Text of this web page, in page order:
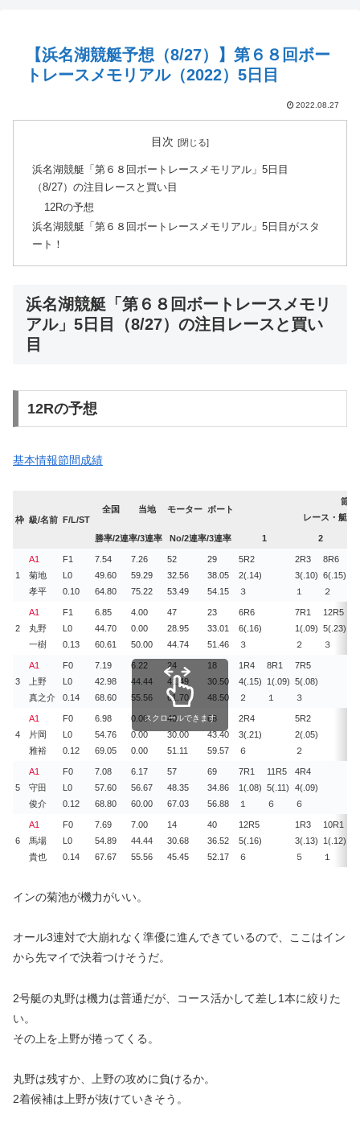
【浜名湖競艇予想（8/27）】第６８回ボー
トレースメモリアル（2022）5日目
2022.08.27
目次
浜名湖競艇「第６８回ボートレースメモリアル」5日目
（8/27）の注目レースと買い目
12Rの予想
浜名湖競艇「第６８回ボートレースメモリアル」5日目がスタ
ート！
浜名湖競艇「第６８回ボートレースメモリ
アル」5日目（8/27）の注目レースと買い
目
12Rの予想
基本情報節間成績
枠 級/名前 F/L/ST
全国 当地 モーター ボート
節間
レース・艇番
勝率/2連率/3連率 No/2連率/3連率 1 2
1
A1
菊地
孝平
F1
L0
0.10
7.54
49.60
64.80
7.26
59.29
75.22
52
32.56
53.49
29
38.05
54.15
5R2
2(.14)
３
2R3
3(.10)
１
8R6
6(.15)
２
2
A1
丸野
一樹
F1
L0
0.13
6.85
44.70
60.61
4.00
0.00
50.00
47
28.95
44.74
23
33.01
51.46
6R6
6(.16)
３
7R1
1(.09)
２
12R5
5(.23)
３
3
A1
上野
真之介
F0
L0
0.14
7.19
42.98
68.60
6.22
44.44
55.56
24
41.49
61.70
18
30.50
48.50
1R4
4(.15)
２
8R1
1(.09)
１
7R5
5(.08)
３
4
A1
片岡
雅裕
F0
L0
0.12
6.98
54.76
69.05
0.00
0.00
0.00
40
30.00
51.11
68
43.40
59.57
2R4
3(.21)
６
5R2
2(.05)
２
5
A1
守田
俊介
F0
L0
0.12
7.08
57.60
68.80
6.17
56.67
60.00
57
48.35
67.03
69
34.86
56.88
7R1
1(.08)
１
11R5
5(.11)
６
4R4
4(.09)
６
6
A1
馬場
貴也
F0
L0
0.14
7.69
54.89
67.67
7.00
44.44
55.56
14
30.68
45.45
40
36.52
52.17
12R5
5(.16)
６
1R3
3(.13)
５
10R1
1(.12)
１
スクロールできます
インの菊池が機力がいい。
オール3連対で大崩れなく準優に進んできているので、ここはイン
から先マイで決着つけそうだ。
2号艇の丸野は機力は普通だが、コース活かして差し1本に絞りた
い。
その上を上野が捲ってくる。
丸野は残すか、上野の攻めに負けるか。
2着候補は上野が抜けていきそう。